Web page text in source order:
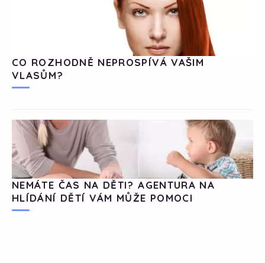
CO ROZHODNĚ NEPROSPÍVÁ VAŠIM
VLASŮM?
NEMÁTE ČAS NA DĚTI? AGENTURA NA
HLÍDÁNÍ DĚTÍ VÁM MŮŽE POMOCI